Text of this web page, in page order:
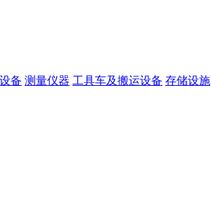
备 测量仪器 工具车及搬运设备 存储设施